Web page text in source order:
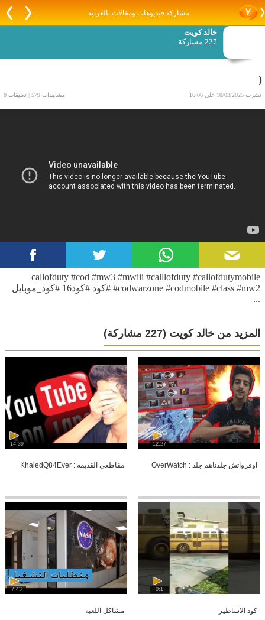
مشاركة فيديوهات ومقالات بالعربية
خالد كويت
227 مشاركة
(
نشرت 10/03/2025 على 16:06 مشاهدات 579 | تعليقات 0
callofduty #cod #mw3 #mwiii #calllofduty #callofdutymobile
#codwarzone #codmobile #class #mw2 #كود #كود16 #كود_موبايل
...
المزيد من خالد كويت (227 مشاركة)
12:27
اوفرواتش جلدناهم جلد : OverWatch
14:39
مقاطعي القديمه : KhaledQ84Ever
0:1
كود الاساطير
7:43
مشاكل اللعبه